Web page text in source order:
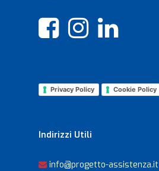
Privacy Policy Cookie Policy
Indirizzi Utili
info@progetto-assistenza.it